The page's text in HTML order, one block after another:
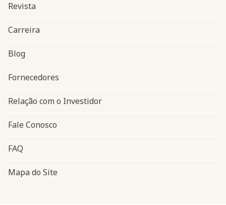
Navegação do rodapé
Revista
Carreira
Blog
Fornecedores
Relação com o Investidor
Fale Conosco
FAQ
Mapa do Site